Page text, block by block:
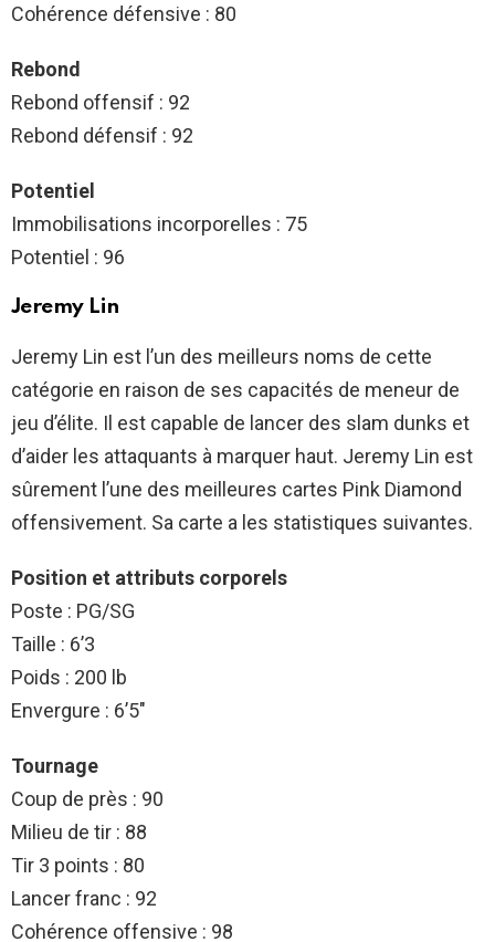
Cohérence défensive : 80
Rebond
Rebond offensif : 92
Rebond défensif : 92
Potentiel
Immobilisations incorporelles : 75
Potentiel : 96
Jeremy Lin
Jeremy Lin est l’un des meilleurs noms de cette
catégorie en raison de ses capacités de meneur de
jeu d’élite. Il est capable de lancer des slam dunks et
d’aider les attaquants à marquer haut. Jeremy Lin est
sûrement l’une des meilleures cartes Pink Diamond
offensivement. Sa carte a les statistiques suivantes.
Position et attributs corporels
Poste : PG/SG
Taille : 6’3
Poids : 200 lb
Envergure : 6’5″
Tournage
Coup de près : 90
Milieu de tir : 88
Tir 3 points : 80
Lancer franc : 92
Cohérence offensive : 98